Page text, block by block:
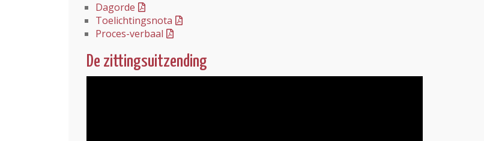
Dagorde
Toelichtingsnota
Proces-verbaal
De zittingsuitzending